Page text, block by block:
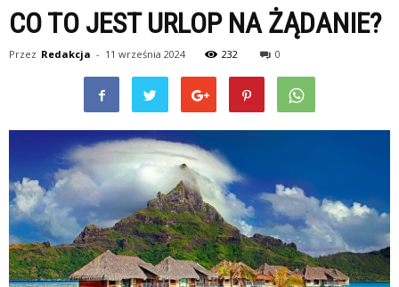
CO TO JEST URLOP NA ŻĄDANIE?
Przez Redakcja - 11 września 2024 232 0